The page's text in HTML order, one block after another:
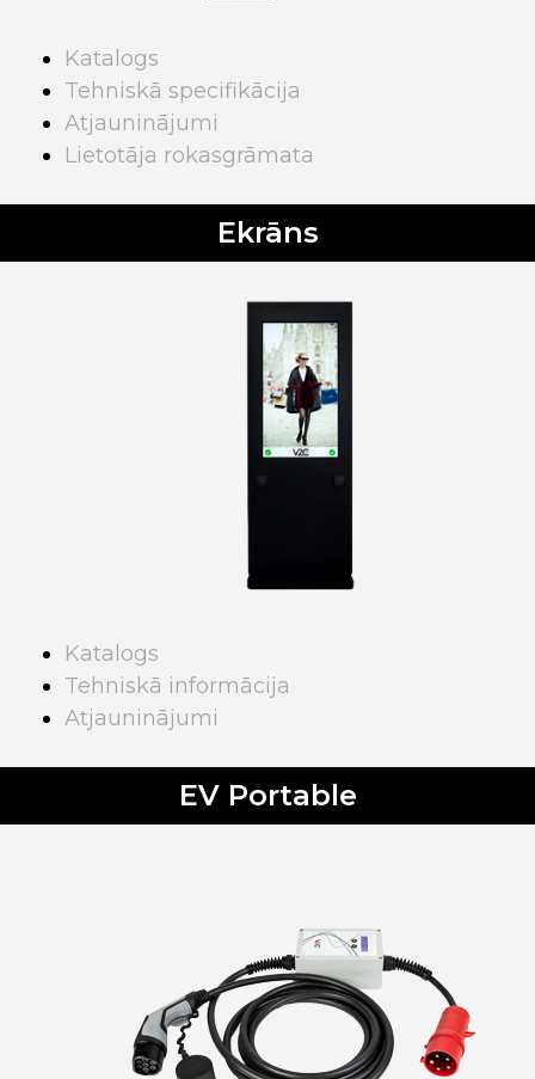
Katalogs
Tehniskā specifikācija
Atjauninājumi
Lietotāja rokasgrāmata
Ekrāns
Katalogs
Tehniskā informācija
Atjauninājumi
EV Portable